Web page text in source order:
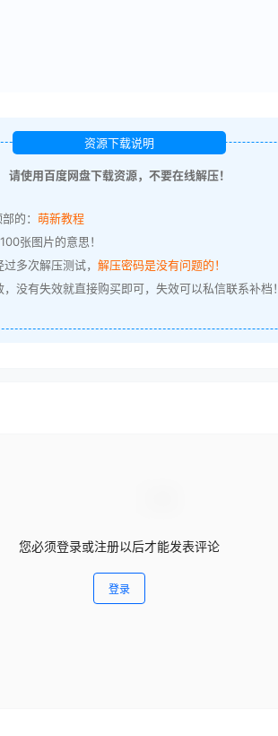
资源下载说明
请使用百度网盘下载资源，不要在线解压！
的： 萌新教程
张图片的意思！
多次解压测试， 解压密码是没有问题的！
没有失效就直接购买即可，失效可以私信联系补档！
您必须登录或注册以后才能发表评论
登录